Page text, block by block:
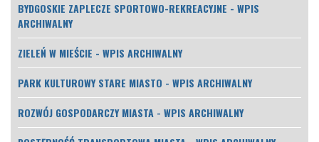
BYDGOSKIE ZAPLECZE SPORTOWO-REKREACYJNE - WPIS
ARCHIWALNY
ZIELEŃ W MIEŚCIE - WPIS ARCHIWALNY
PARK KULTUROWY STARE MIASTO - WPIS ARCHIWALNY
ROZWÓJ GOSPODARCZY MIASTA - WPIS ARCHIWALNY